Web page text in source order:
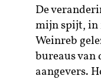
De
mijn spijt, in
Weinreb
bureaus van
aangevers.